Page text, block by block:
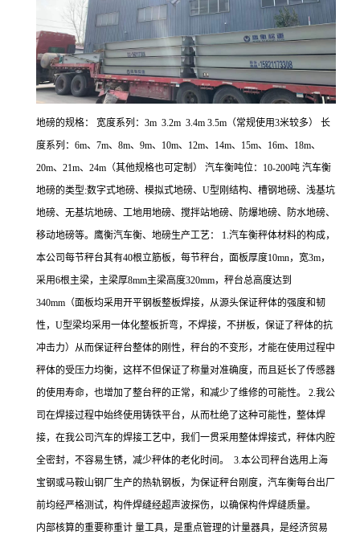
地磅的规格： 宽度系列：3m 3.2m 3.4m 3.5m（常规使用3米较多） 长
度系列：6m、7m、8m、9m、10m、12m、14m、15m、16m、18m、
20m、21m、24m（其他规格也可定制） 汽车衡吨位：10-200吨 汽车衡
地磅的类型:数字式地磅、模拟式地磅、U型刚结构、槽钢地磅、浅基坑
地磅、无基坑地磅、工地用地磅、搅拌站地磅、防爆地磅、防水地磅、
移动地磅等。鹰衡汽车衡、地磅生产工艺： 1.汽车衡秤体材料的构成，
本公司每节秤台其有40根立筋板，每节秤台，面板厚度10mn，宽3m，
采用6根主梁，主梁厚8mm主梁高度320mm，秤台总高度达到
340mm（面板均采用开平钢板整板焊接，从源头保证秤体的强度和韧
性，U型梁均采用一体化整板折弯，不焊接，不拼板，保证了秤体的抗
冲击力）从而保证秤台整体的刚性，秤台的不变形，才能在使用过程中
秤体的受压力均衡，这样不但保证了称量对准确度，而且延长了传感器
的使用寿命，也增加了整台秤的正常，和减少了维修的可能性。 2.我公
司在焊接过程中始终使用铸铁平台，从而杜绝了这种可能性，整体焊
接，在我公司汽车的焊接工艺中，我们一贯采用整体焊接式，秤体内腔
全密封，不容易生锈，减少秤体的老化时间。 3.本公司秤台选用上海
宝钢或马鞍山钢厂生产的热轨钢板，为保证秤台刚度，汽车衡每台出厂
前均经严格测试，构件焊缝经超声波探伤，以确保构件焊缝质量。
内部核算的重要称重计 量工具，是重点管理的计量器具，是经济贸易